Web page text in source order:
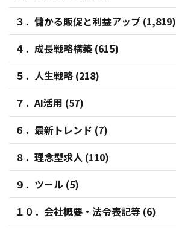
３．儲かる販促と利益アップ (1,819)
４．成長戦略構築 (615)
５．人生戦略 (218)
７．AI活用 (57)
６．最新トレンド (7)
８．理念型求人 (110)
９．ツール (5)
１０．会社概要・法令表記等 (6)